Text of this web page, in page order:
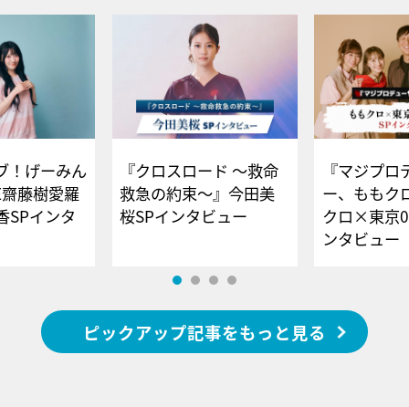
！げーみん
藤樹愛羅
SPインタ
『クロスロード ～救命
救急の約束～』今田美
桜SPインタビュー
『マジプロ
ー、ももク
クロ×東京
ンタビュー
ピックアップ記事をもっと見る